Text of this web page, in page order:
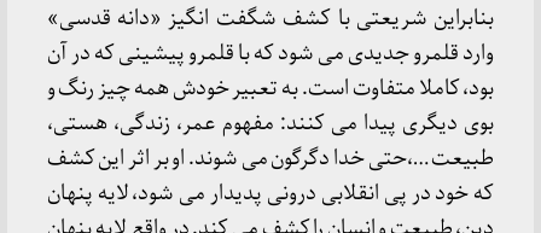
بنابراین شریعتی با کشف شگفت انگیز «دانه قدسی»
وارد قلمرو جدیدی می شود که با قلمرو پیشینی که در آن
بود، کاملا متفاوت است. به تعبیر خودش همه چیز رنگ و
بوی دیگری پیدا می کنند: مفهوم عمر، زندگی، هستی،
طبیعت …،حتی خدا دگرگون می شوند. او بر اثر این کشف
که خود در پی انقلابی درونی پدیدار می شود، لایه پنهان